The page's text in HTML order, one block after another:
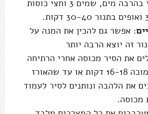
שעתיים לפני בהרבה מים, שמים 3 וחצי כוסות
: אפשר גם להכין את המנה על
זה יוצא הרבה יותר
את הסיר מכוסה אחרי הרתיחה
מעל להבה נמוכה 16-18 דקות או עד שהאורז
את הלהבה ונותנים לסיר לעמוד